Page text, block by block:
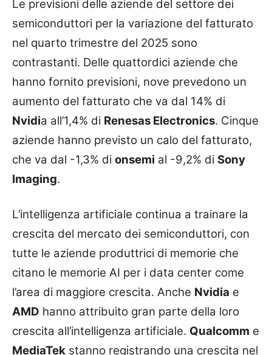
Le previsioni delle aziende del settore dei
semiconduttori per la variazione del fatturato
nel quarto trimestre del 2025 sono
contrastanti. Delle quattordici aziende che
hanno fornito previsioni, nove prevedono un
aumento del fatturato che va dal 14% di
Nvidia all’1,4% di Renesas Electronics. Cinque
aziende hanno previsto un calo del fatturato,
che va dal -1,3% di onsemi al -9,2% di Sony
Imaging.
L’intelligenza artificiale continua a trainare la
crescita del mercato dei semiconduttori, con
tutte le aziende produttrici di memorie che
citano le memorie AI per i data center come
l’area di maggiore crescita. Anche Nvidia e
AMD hanno attribuito gran parte della loro
crescita all’intelligenza artificiale. Qualcomm e
MediaTek stanno registrando una crescita nel